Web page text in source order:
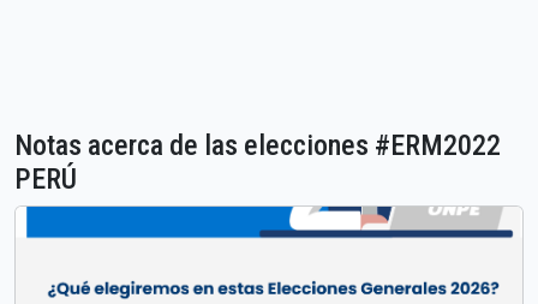
Notas acerca de las elecciones #ERM2022
PERÚ